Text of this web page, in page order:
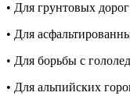
• Для грунтовых дорог
• Для
• Для борьбы с
• Для альпийских